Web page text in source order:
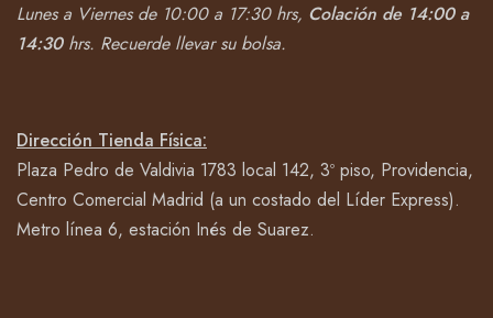
Lunes a Viernes de 10:00 a 17:30 hrs, Colación de 14:00 a
14:30hrs. Recuerde llevar su bolsa.
Dirección Tienda Física:
Plaza Pedro de Valdivia 1783 local 142, 3º piso, Providencia,
Centro Comercial Madrid (a un costado del Líder Express).
Metro línea 6, estación Inés de Suarez.